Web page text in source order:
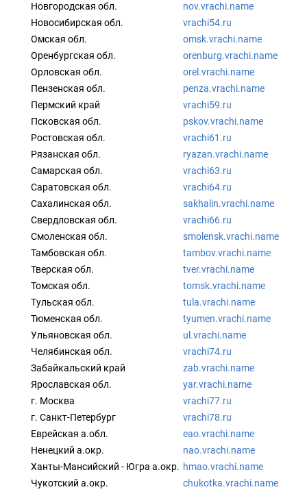
Новгородская обл.
nov.vrachi.name
Новосибирская обл.
vrachi54.ru
Омская обл.
omsk.vrachi.name
Оренбургская обл.
orenburg.vrachi.name
Орловская обл.
orel.vrachi.name
Пензенская обл.
penza.vrachi.name
Пермский край
vrachi59.ru
Псковская обл.
pskov.vrachi.name
Ростовская обл.
vrachi61.ru
Рязанская обл.
ryazan.vrachi.name
Самарская обл.
vrachi63.ru
Саратовская обл.
vrachi64.ru
Сахалинская обл.
sakhalin.vrachi.name
Свердловская обл.
vrachi66.ru
Смоленская обл.
smolensk.vrachi.name
Тамбовская обл.
tambov.vrachi.name
Тверская обл.
tver.vrachi.name
Томская обл.
tomsk.vrachi.name
Тульская обл.
tula.vrachi.name
Тюменская обл.
tyumen.vrachi.name
Ульяновская обл.
ul.vrachi.name
Челябинская обл.
vrachi74.ru
Забайкальский край
zab.vrachi.name
Ярославская обл.
yar.vrachi.name
г. Москва
vrachi77.ru
г. Санкт-Петербург
vrachi78.ru
Еврейская а.обл.
eao.vrachi.name
Ненецкий а.окр.
nao.vrachi.name
Ханты-Мансийский - Югра а.окр. hmao.vrachi.name
Чукотский а.окр.
chukotka.vrachi.name